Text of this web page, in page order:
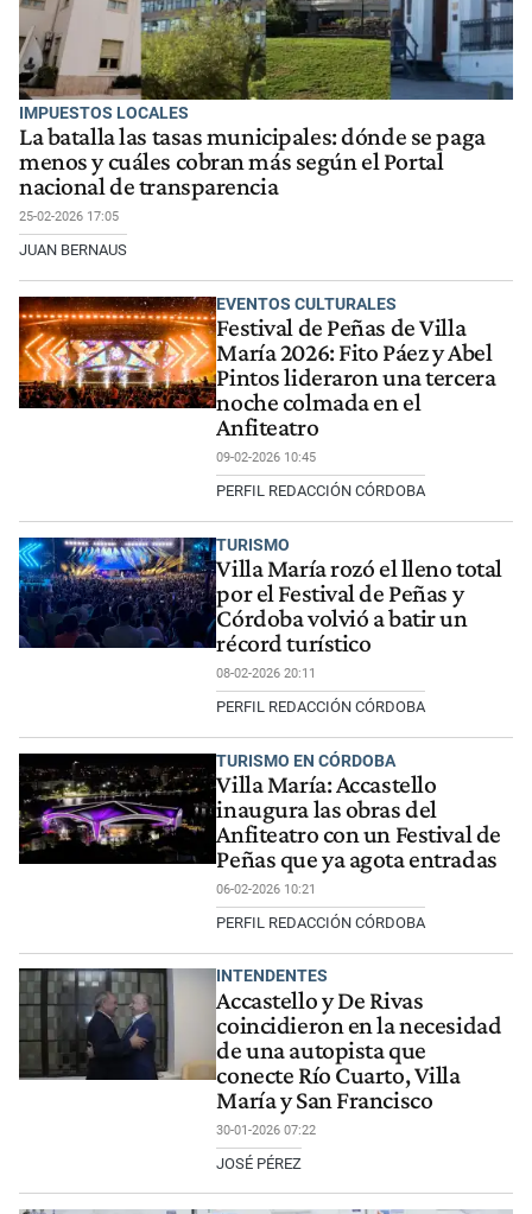
IMPUESTOS LOCALES
La batalla las tasas municipales: dónde se paga
menos y cuáles cobran más según el Portal
nacional de transparencia
25-02-2026 17:05
JUAN BERNAUS
EVENTOS CULTURALES
Festival de Peñas de Villa
María 2026: Fito Páez y Abel
Pintos lideraron una tercera
noche colmada en el
Anfiteatro
09-02-2026 10:45
PERFIL REDACCIÓN CÓRDOBA
TURISMO
Villa María rozó el lleno total
por el Festival de Peñas y
Córdoba volvió a batir un
récord turístico
08-02-2026 20:11
PERFIL REDACCIÓN CÓRDOBA
TURISMO EN CÓRDOBA
Villa María: Accastello
inaugura las obras del
Anfiteatro con un Festival de
Peñas que ya agota entradas
06-02-2026 10:21
PERFIL REDACCIÓN CÓRDOBA
INTENDENTES
Accastello y De Rivas
coincidieron en la necesidad
de una autopista que
conecte Río Cuarto, Villa
María y San Francisco
30-01-2026 07:22
JOSÉ PÉREZ